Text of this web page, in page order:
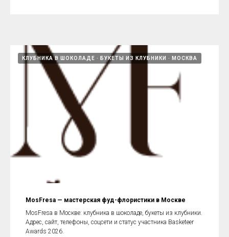
КЛУБНИКА В ШОКОЛАДЕ БУКЕТЫ ИЗ КЛУБНИКИ МОСКВА
MosFresa — мастерская фуд-флористики в Москве
MosFresa в Москве: клубника в шоколаде, букеты из клубники.
Адрес, сайт, телефоны, соцсети и статус участника Basketeer
Awards 2026.